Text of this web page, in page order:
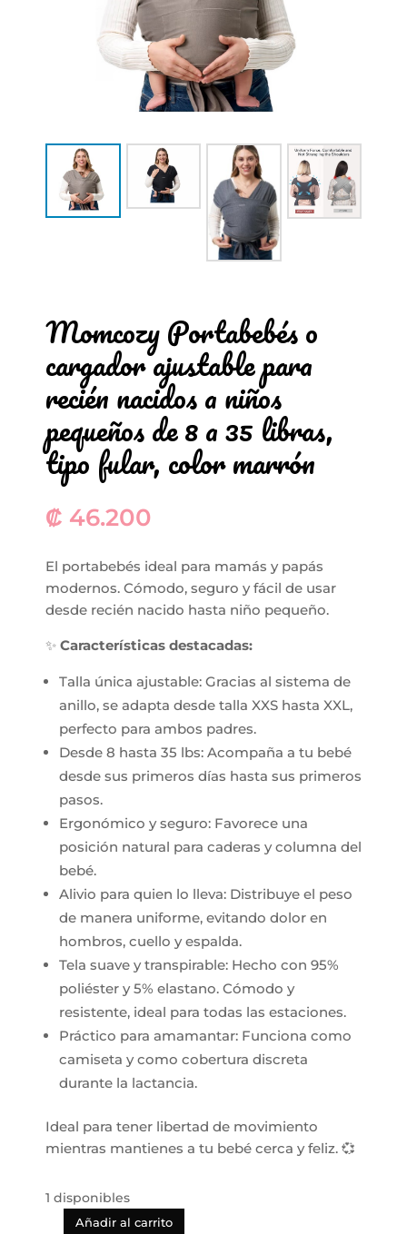
Momcozy Portabebés o
cargador ajustable para
recién nacidos a niños
pequeños de 8 a 35 libras,
tipo fular, color marrón
₡ 46.200
El portabebés ideal para mamás y papás
modernos. Cómodo, seguro y fácil de usar
desde recién nacido hasta niño pequeño.
✨ Características destacadas:
Talla única ajustable: Gracias al sistema de
anillo, se adapta desde talla XXS hasta XXL,
perfecto para ambos padres.
Desde 8 hasta 35 lbs: Acompaña a tu bebé
desde sus primeros días hasta sus primeros
pasos.
Ergonómico y seguro: Favorece una
posición natural para caderas y columna del
bebé.
Alivio para quien lo lleva: Distribuye el peso
de manera uniforme, evitando dolor en
hombros, cuello y espalda.
Tela suave y transpirable: Hecho con 95%
poliéster y 5% elastano. Cómodo y
resistente, ideal para todas las estaciones.
Práctico para amamantar: Funciona como
camiseta y como cobertura discreta
durante la lactancia.
Ideal para tener libertad de movimiento
mientras mantienes a tu bebé cerca y feliz. 💞
1 disponibles
Añadir al carrito